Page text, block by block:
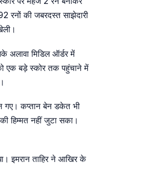
रनों की जबरदस्त साझेदारी
मिडिल ऑर्डर में
एक बड़े स्कोर तक पहुंचाने में
गए। कप्तान बेन डकेत भी
हिम्मत नहीं जुटा सका।
इमरान ताहिर ने आखिर के